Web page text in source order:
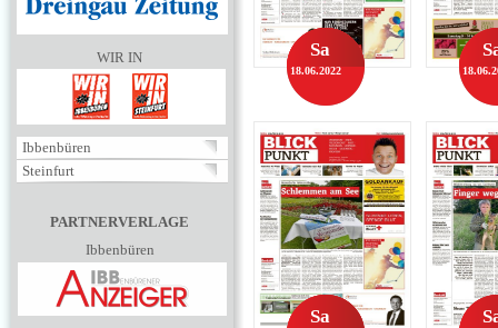
WIR IN
Ibbenbüren
Steinfurt
PARTNERVERLAGE
Ibbenbüren
Sa
18.06.2022
Sa